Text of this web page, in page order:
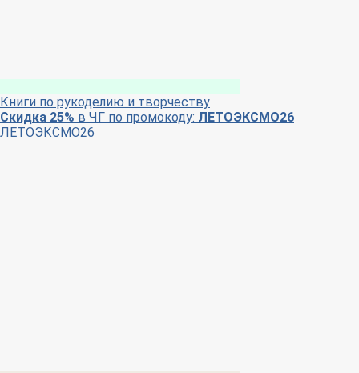
Книги по рукоделию и творчеству
Скидка 25% в ЧГ по промокоду: ЛЕТОЭКСМО26
ЛЕТОЭКСМО26